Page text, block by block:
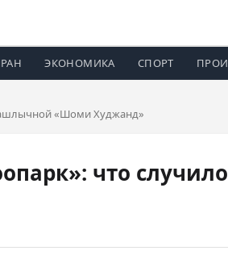
ЭКОНОМИКА СПОРТ
«Шоми Худжанд»
что